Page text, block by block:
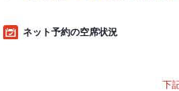
ネット予約の空席状況
下